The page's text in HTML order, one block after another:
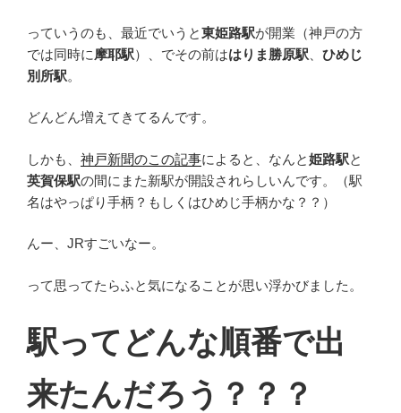
っていうのも、最近でいうと東姫路駅が開業（神戸の方
では同時に摩耶駅）、でその前ははりま勝原駅
ひめじ
別所駅。
どんどん増えてきてるんです。
しかも、 神戸新聞のこの記事によると、なんと姫路駅と
英賀保駅の間にまた新駅が開設されらしいんです。（駅
名はやっぱり手柄？もしくはひめじ手柄かな？？）
んー、JRすごいなー。
って思ってたらふと気になることが思い浮かびました。
駅ってどんな順番で出
来たんだろう？？？